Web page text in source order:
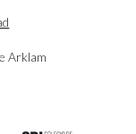
Arklam